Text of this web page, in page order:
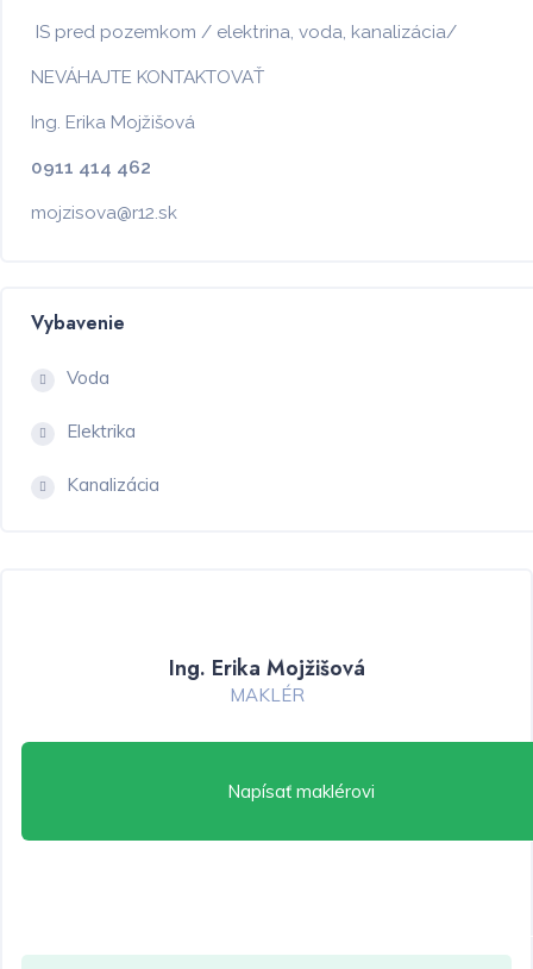
IS pred pozemkom / elektrina, voda, kanalizácia/
NEVÁHAJTE KONTAKTOVAŤ
Ing. Erika Mojžišová
0911 414 462
mojzisova@r12.sk
Vybavenie
Voda
Elektrika
Kanalizácia
Ing. Erika Mojžišová
MAKLÉR
Napísať maklérovi